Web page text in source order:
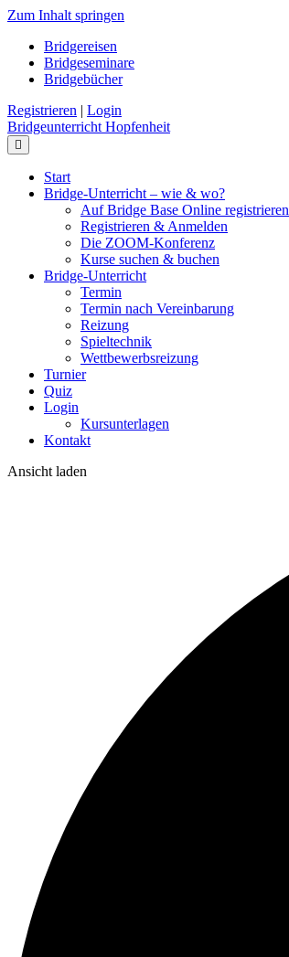
Zum Inhalt springen
Bridgereisen
Bridgeseminare
Bridgebücher
Registrieren | Login
Bridgeunterricht Hopfenheit
Start
Bridge-Unterricht – wie & wo?
Auf Bridge Base Online registrieren
Registrieren & Anmelden
Die ZOOM-Konferenz
Kurse suchen & buchen
Bridge-Unterricht
Termin
Termin nach Vereinbarung
Reizung
Spieltechnik
Wettbewerbsreizung
Turnier
Quiz
Login
Kursunterlagen
Kontakt
Ansicht laden